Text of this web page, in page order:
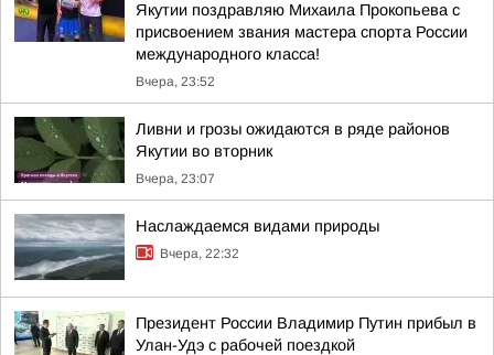
Якутии поздравляю Михаила Прокопьева с
присвоением звания мастера спорта России
международного класса!
Вчера, 23:52
Ливни и грозы ожидаются в ряде районов
Якутии во вторник
Вчера, 23:07
Наслаждаемся видами природы
Вчера, 22:32
Президент России Владимир Путин прибыл в
Улан-Удэ с рабочей поездкой